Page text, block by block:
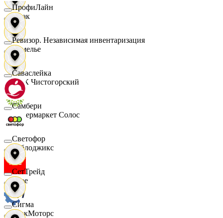
Смак
Сомелье
СПК Чистогорский
Супермаркет Солос
Таблоджикс
Твое
ТракМоторс
ПрофиЛайн
Ревизор. Независимая инвентаризация
Саваслейка
Самбери
Светофор
СетТрейд
Сигма